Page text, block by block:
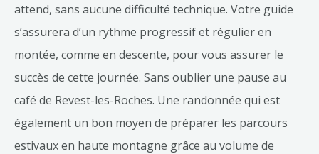
attend, sans aucune difficulté technique. Votre guide
s’assurera d’un rythme progressif et régulier en
montée, comme en descente, pour vous assurer le
succès de cette journée. Sans oublier une pause au
café de Revest-les-Roches. Une randonnée qui est
également un bon moyen de préparer les parcours
estivaux en haute montagne grâce au volume de